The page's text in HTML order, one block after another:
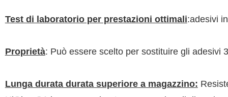
Test di laboratorio per prestazioni ottimali:adesivi
Proprietà: Può essere scelto per sostituire gli adesivi
Lunga durata durata superiore a magazzino: